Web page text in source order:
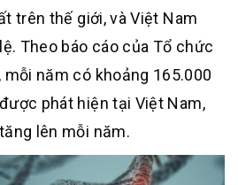
trên thế giới, và Việt Nam
Theo báo cáo của Tổ chức
mỗi năm có khoảng 165.000
phát hiện tại Việt Nam,
lên mỗi năm.